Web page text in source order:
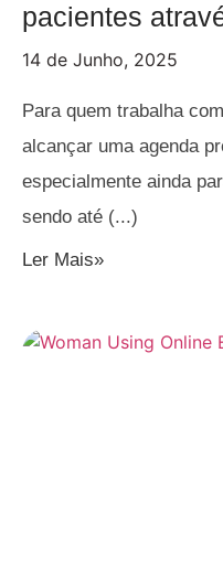
pacientes
14 de Junho, 2025
Para quem trabalha
alcançar uma agenda
especialmente ainda
sendo até
Ler Mais»